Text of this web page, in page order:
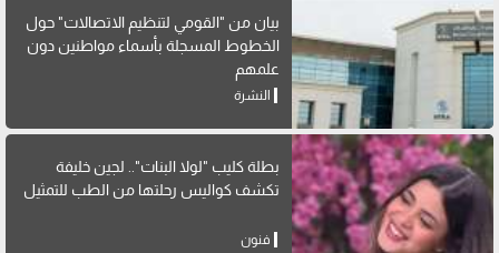
بيان من "القومي لتنظيم الاتصالات" حول
الخطوط المسجلة بأسماء مواطنين دون
علمهم
النشرة
بطلة كليب "لولا البنات".. لجين خليفة
تكشف كواليس رحلتها من الطب للتمثيل
فنون